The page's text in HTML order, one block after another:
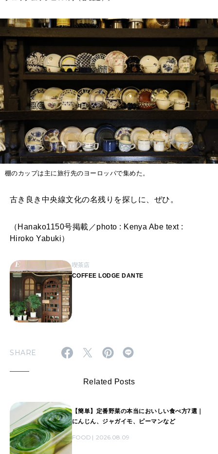
棚のカップは主に旅行先のヨーロッパで集めた。
古き良き中央線文化の名残りを探しに、ぜひ。
（Hanako1150号掲載／photo : Kenya Abe text :
Hiroko Yabuki）
喫茶店
COFFEE LODGE DANTE
SHARE
Related Posts
【簡単】定番野菜の本当においしい食べ方7選｜
にんじん、ジャガイモ、ピーマンなど
FOOD 2026.08.09